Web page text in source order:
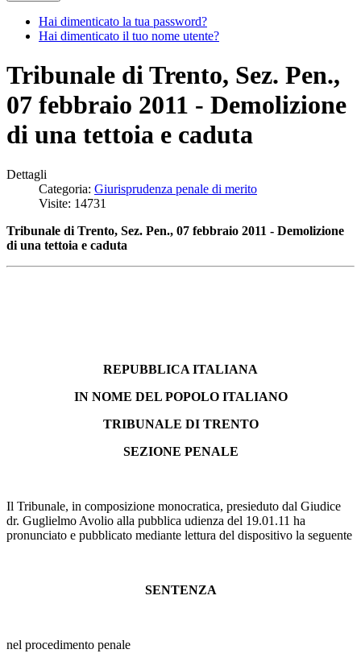
Hai dimenticato la tua password?
Hai dimenticato il tuo nome utente?
Tribunale di Trento, Sez. Pen.,
07 febbraio 2011 - Demolizione
di una tettoia e caduta
Dettagli
Categoria: Giurisprudenza penale di merito
Visite: 14731
Tribunale di Trento, Sez. Pen., 07 febbraio 2011 - Demolizione
di una tettoia e caduta
REPUBBLICA ITALIANA
IN NOME DEL POPOLO ITALIANO
TRIBUNALE DI TRENTO
SEZIONE PENALE
Il Tribunale, in composizione monocratica, presieduto dal Giudice
dr. Guglielmo Avolio alla pubblica udienza del 19.01.11 ha
pronunciato e pubblicato mediante lettura del dispositivo la seguente
SENTENZA
nel procedimento penale